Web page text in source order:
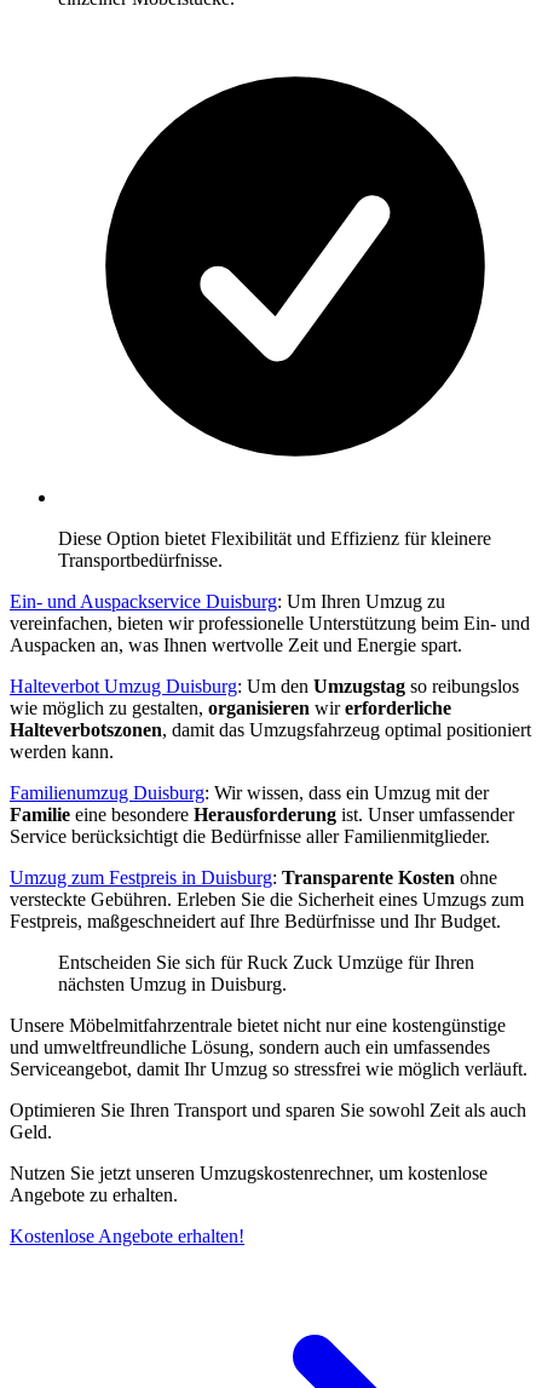
Diese Option bietet Flexibilität und Effizienz für kleinere
Transportbedürfnisse.
Ein- und Auspackservice Duisburg: Um Ihren Umzug zu
vereinfachen, bieten wir professionelle Unterstützung beim Ein- und
Auspacken an, was Ihnen wertvolle Zeit und Energie spart.
Halteverbot Umzug Duisburg: Um den Umzugstag so reibungslos
wie möglich zu gestalten, organisieren wirerforderliche
Halteverbotszonen, damit das Umzugsfahrzeug optimal positioniert
werden kann.
Familienumzug Duisburg: Wir wissen, dass ein Umzug mit der
Familie eine besondere Herausforderung ist. Unser umfassender
Service berücksichtigt die Bedürfnisse aller Familienmitglieder.
Umzug zum Festpreis in Duisburg: Transparente Kosten ohne
versteckte Gebühren. Erleben Sie die Sicherheit eines Umzugs zum
Festpreis, maßgeschneidert auf Ihre Bedürfnisse und Ihr Budget.
Entscheiden Sie sich für Ruck Zuck Umzüge für Ihren
nächsten Umzug in Duisburg.
Unsere Möbelmitfahrzentrale bietet nicht nur eine kostengünstige
und umweltfreundliche Lösung, sondern auch ein umfassendes
Serviceangebot, damit Ihr Umzug so stressfrei wie möglich verläuft.
Optimieren Sie Ihren Transport und sparen Sie sowohl Zeit als auch
Geld.
Nutzen Sie jetzt unseren Umzugskostenrechner, um kostenlose
Angebote zu erhalten.
Kostenlose Angebote erhalten!